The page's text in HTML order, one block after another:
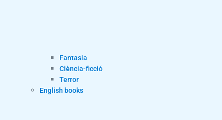
Fantasia
Ciència-ficció
Terror
English books